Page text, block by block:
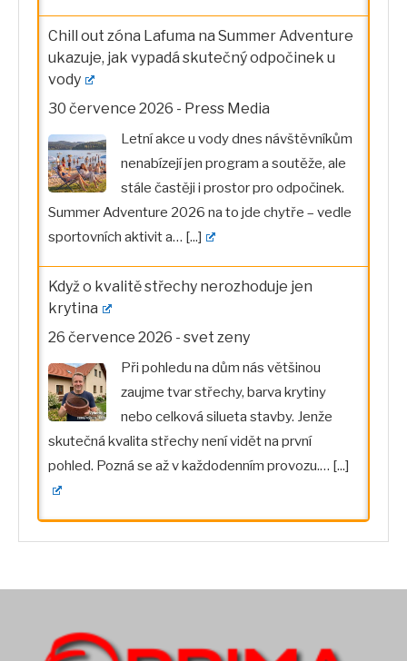
Chill out zóna Lafuma na Summer Adventure
ukazuje, jak vypadá skutečný odpočinek u
vody
30 července 2026 - Press Media
Letní akce u vody dnes návštěvníkům
nenabízejí jen program a soutěže, ale
stále častěji i prostor pro odpočinek.
Summer Adventure 2026 na to jde chytře – vedle
sportovních aktivit a… [...]
Když o kvalitě střechy nerozhoduje jen
krytina
26 července 2026 - svet zeny
Při pohledu na dům nás většinou
zaujme tvar střechy, barva krytiny
nebo celková silueta stavby. Jenže
skutečná kvalita střechy není vidět na první
pohled. Pozná se až v každodenním provozu.… [...]